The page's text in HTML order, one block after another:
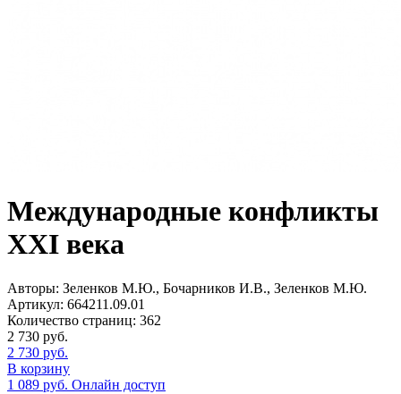
Международные конфликты
XXI века
Авторы: Зеленков М.Ю., Бочарников И.В., Зеленков М.Ю.
Артикул: 664211.09.01
Количество страниц: 362
2 730 руб.
2 730 руб.
В корзину
1 089 руб. Онлайн доступ